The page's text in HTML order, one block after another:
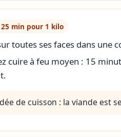
25 min pour 1 kilo
toutes ses faces dans une
cuire à feu moyen : 15
de cuisson : la viande est